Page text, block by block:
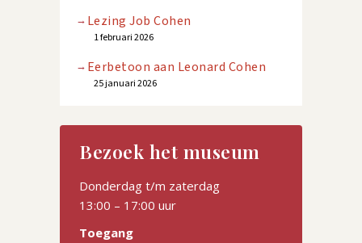
Lezing Job Cohen
1 februari 2026
Eerbetoon aan Leonard Cohen
25 januari 2026
Bezoek het museum
Donderdag t/m zaterdag
13:00 – 17:00 uur
Toegang